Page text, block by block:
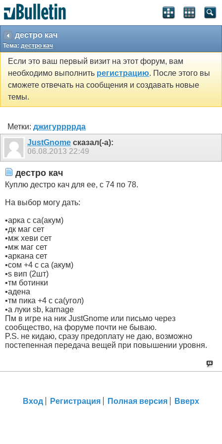
дестро кач
Тема: дестро кач
Если это ваш первый визит на этот форум, вам
необходимо выполнить регистрацию. После этого вы
сможете отвечать на сообщения и создавать новые
темы.
Метки: джигуррррда
JustGnome сказал(-а):
06.08.2013 22:49
дестро кач
Куплю дестро кач для ее, с 74 по 78.
На выбор могу дать:
•арка с са(акум)
•дк маг сет
•мж хеви сет
•мж маг сет
•аркана сет
•сом +4 с са (акум)
•s вип (2шт)
•тм ботинки
•адена
•тм пика +4 с са(угол)
•а луки sb, karnage
Пм в игре на ник JustGnome или письмо через
сообщество, на форуме почти не бываю.
P.S. не кидаю, сразу предоплату не даю, возможно
постепенная передача вещей при повышении уровня.
Вход Регистрация Полная версия Вверх